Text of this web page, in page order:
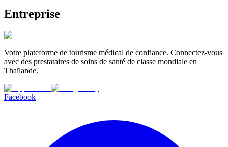
Entreprise
Votre plateforme de tourisme médical de confiance. Connectez-vous
avec des prestataires de soins de santé de classe mondiale en
Thaïlande.
Facebook